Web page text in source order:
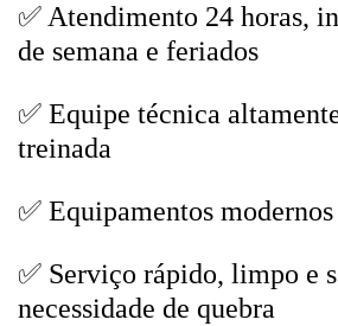
✅ Atendimento 24 horas,
de semana e feriados
✅ Equipe técnica
treinada
✅ Equipamentos modernos
✅ Serviço rápido, limpo e
necessidade de quebra